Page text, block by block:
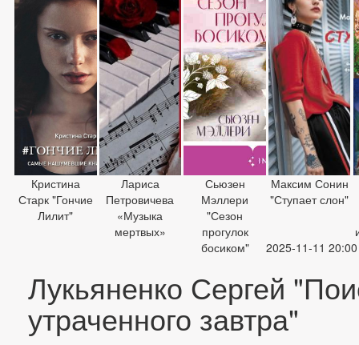
Кристина
Старк "Гончие
Лилит"
Лариса
Петровичева
«Музыка
мертвых»
Сьюзен
Мэллери
"Сезон
прогулок
босиком"
Максим Сонин
"Ступает слон"
2025-11-11 20:00
Лукьяненко Сергей
утраченного завтра"